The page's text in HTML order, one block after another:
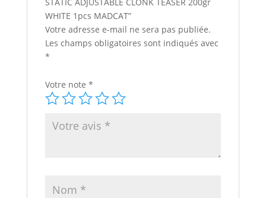
STATIC ADJUSTABLE CLONK TEASER 200gr
WHITE 1pcs MADCAT”
Votre adresse e-mail ne sera pas publiée.
Les champs obligatoires sont indiqués avec
*
Votre note *